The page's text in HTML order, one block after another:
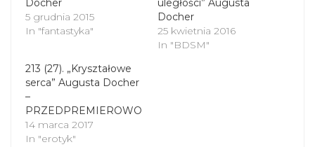
p
n
s
n
e
w
n
d
o
w
p
e
n
n
e
n
d
Docher
5 grudnia 2015
In "fantastyka"
uległości” Augusta
Docher
25 kwietnia 2016
In "BDSM"
213 (27). „Kryształowe
serca” Augusta Docher
–
PRZEDPREMIEROWO
14 marca 2017
In "erotyk"